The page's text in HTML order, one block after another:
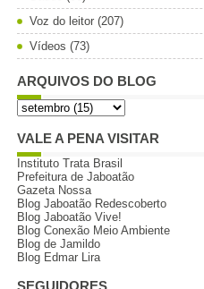
Voz do leitor (207)
Vídeos (73)
ARQUIVOS DO BLOG
VALE A PENA VISITAR
Instituto Trata Brasil
Prefeitura de Jaboatão
Gazeta Nossa
Blog Jaboatão Redescoberto
Blog Jaboatão Vive!
Blog Conexão Meio Ambiente
Blog de Jamildo
Blog Edmar Lira
SEGUIDORES